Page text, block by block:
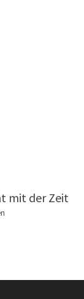
mit der Zeit